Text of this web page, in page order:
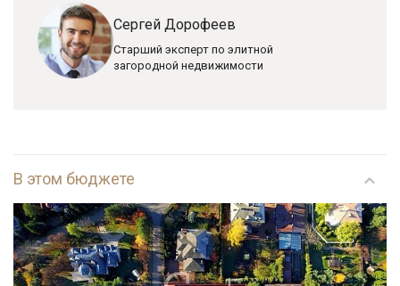
Сергей Дорофеев
Старший эксперт по элитной
загородной недвижимости
В этом бюджете